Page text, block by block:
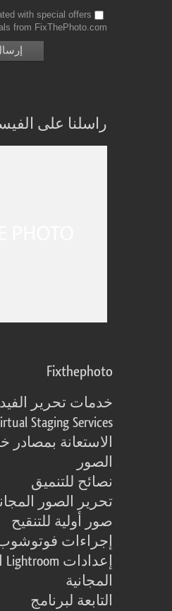
with special offers
from FixThePhoto.com
راسلنا على
Fixthephoto
خدمات تحرير
Staging Services
الاستعانة بمصادر
الصور
نصائح للتنميق
تحرير الصور
صور أولية للتنقيح
إجراءات
المجانية
التابعة لبرنامج